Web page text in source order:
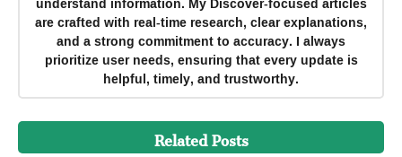
are crafted with real-time research, clear explanations,
and a strong commitment to accuracy. I always
prioritize user needs, ensuring that every update is
helpful, timely, and trustworthy.
Related Posts